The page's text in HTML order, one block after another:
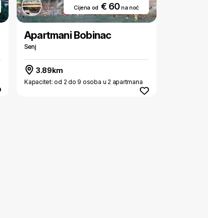
Cijena od € 60na noć
Apartmani Bobinac
Senj
3.89km
Kapacitet: od 2 do 9 osoba u 2 apartmana